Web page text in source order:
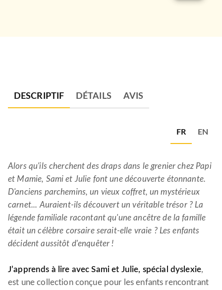
DESCRIPTIF DÉTAILS AVIS
FR EN
Alors qu'ils cherchent des draps dans le grenier chez Papi
et Mamie, Sami et Julie font une découverte étonnante.
D'anciens parchemins, un vieux coffret, un mystérieux
carnet... Auraient-ils découvert un véritable trésor ? La
légende familiale racontant qu'une ancêtre de la famille
était un célèbre corsaire serait-elle vraie ? Les enfants
décident aussitôt d'enquêter !
J’apprends à lire avec Sami et Julie, spécial dyslexie,
est une collection conçue pour les enfants rencontrant